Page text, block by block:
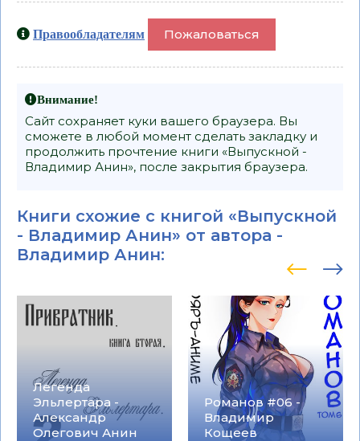
Правообладателям Пожаловаться
Внимание!
Сайт сохраняет куки вашего браузера. Вы
сможете в любой момент сделать закладку и
продолжить прочтение книги «Выпускной -
Владимир Анин», после закрытия браузера.
Книги схожие с книгой «Выпускной
- Владимир Анин» от автора -
Владимир Анин:
Легенда
Эльлертара -
Александр
Олегович Анин
Романов #06 -
Владимир
Кощеев